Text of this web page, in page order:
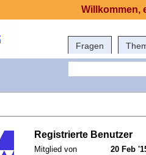
Fragen
Registrierte Benutzer
Mitglied von
20 Feb
Willkommen,